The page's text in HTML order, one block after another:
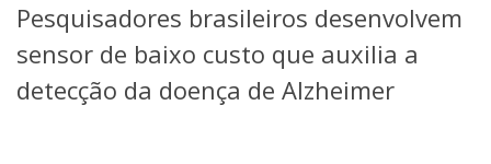
Pesquisadores brasileiros desenvolvem
sensor de baixo custo que auxilia a
detecção da doença de Alzheimer